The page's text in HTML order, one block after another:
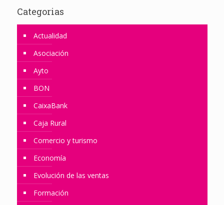
Categorias
Actualidad
Asociación
Ayto
BON
CaixaBank
Caja Rural
Comercio y turismo
Economía
Evolución de las ventas
Formación